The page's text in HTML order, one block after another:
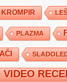
KROMPIR
PLAZMA
VIDEO